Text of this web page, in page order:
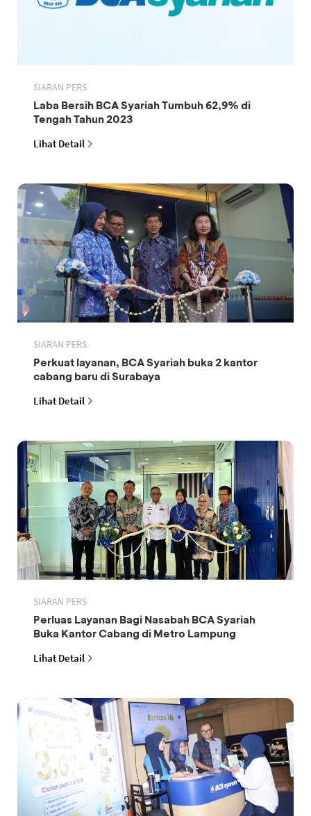
SIARAN PERS
Laba Bersih BCA Syariah Tumbuh 62,9% di
Tengah Tahun 2023
Lihat Detail
SIARAN PERS
Perkuat layanan, BCA Syariah buka 2 kantor
cabang baru di Surabaya
Lihat Detail
SIARAN PERS
Perluas Layanan Bagi Nasabah BCA Syariah
Buka Kantor Cabang di Metro Lampung
Lihat Detail